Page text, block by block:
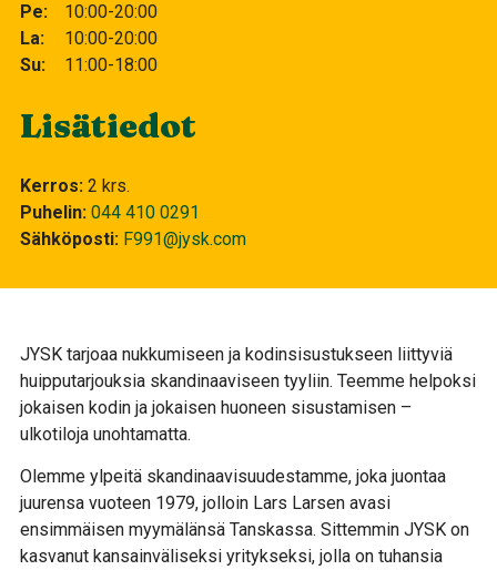
JYSK tarjoaa nukkumiseen ja kodinsisustukseen liittyviä
huipputarjouksia skandinaaviseen tyyliin. Teemme helpoksi
jokaisen kodin ja jokaisen huoneen sisustamisen –
ulkotiloja unohtamatta.
Olemme ylpeitä skandinaavisuudestamme, joka juontaa
juurensa vuoteen 1979, jolloin Lars Larsen avasi
ensimmäisen myymälänsä Tanskassa. Sittemmin JYSK on
kasvanut kansainväliseksi yritykseksi, jolla on tuhansia
Pe
10:00-20:00
La
10:00-20:00
Su
11:00-18:00
Lisätiedot
Kerros 2 krs.
Puhelin 044 410 0291
Sähköposti F991@jysk.com